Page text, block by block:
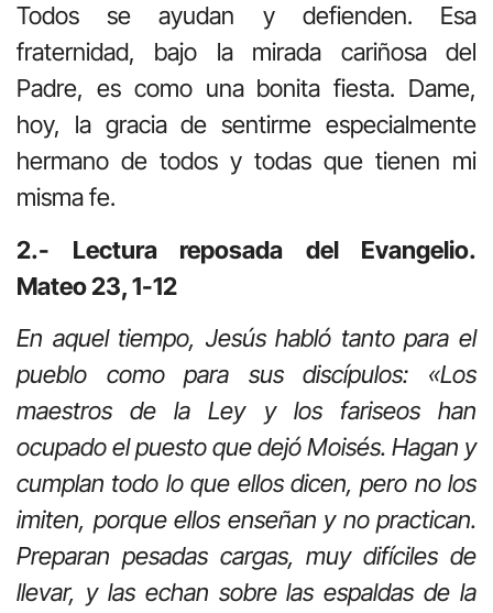
Todos se ayudan y defienden. Esa
fraternidad, bajo la mirada cariñosa del
Padre, es como una bonita fiesta. Dame,
hoy, la gracia de sentirme especialmente
hermano de todos y todas que tienen mi
misma fe.
2.- Lectura reposada del Evangelio.
Mateo 23, 1-12
En aquel tiempo, Jesús habló tanto para el
pueblo como para sus discípulos: «Los
maestros de la Ley y los fariseos han
ocupado el puesto que dejó Moisés. Hagan y
cumplan todo lo que ellos dicen, pero no los
imiten, porque ellos enseñan y no practican.
Preparan pesadas cargas, muy difíciles de
llevar, y las echan sobre las espaldas de la